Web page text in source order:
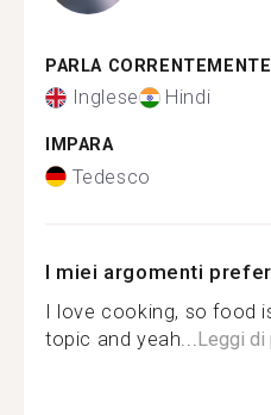
PARLA CORRENTEMENTE
Inglese Hindi
IMPARA
Tedesco
I miei argomenti
I love cooking, so food
topic and yeah... Leggi di